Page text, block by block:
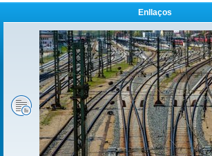
Enllaços